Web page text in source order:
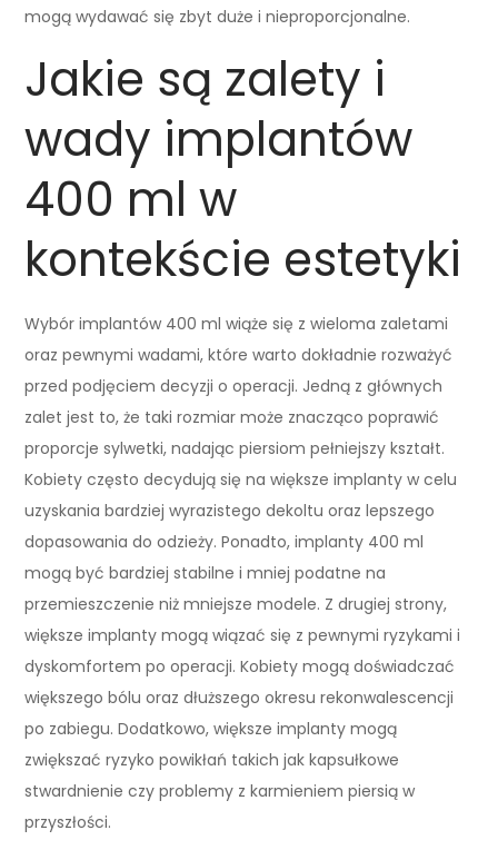
mogą wydawać się zbyt duże i nieproporcjonalne.
Jakie są zalety i
wady implantów
400 ml w
kontekście estetyki
Wybór implantów 400 ml wiąże się z wieloma zaletami
oraz pewnymi wadami, które warto dokładnie rozważyć
przed podjęciem decyzji o operacji. Jedną z głównych
zalet jest to, że taki rozmiar może znacząco poprawić
proporcje sylwetki, nadając piersiom pełniejszy kształt.
Kobiety często decydują się na większe implanty w celu
uzyskania bardziej wyrazistego dekoltu oraz lepszego
dopasowania do odzieży. Ponadto, implanty 400 ml
mogą być bardziej stabilne i mniej podatne na
przemieszczenie niż mniejsze modele. Z drugiej strony,
większe implanty mogą wiązać się z pewnymi ryzykami i
dyskomfortem po operacji. Kobiety mogą doświadczać
większego bólu oraz dłuższego okresu rekonwalescencji
po zabiegu. Dodatkowo, większe implanty mogą
zwiększać ryzyko powikłań takich jak kapsułkowe
stwardnienie czy problemy z karmieniem piersią w
przyszłości.